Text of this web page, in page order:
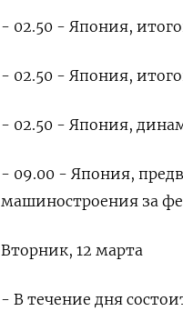
- 02.50 - Япония,
- 02.50 - Япония,
- 02.50 - Япония,
- 09.00 - Япония,
машиностроения за
Вторник, 12 марта
- В течение дня